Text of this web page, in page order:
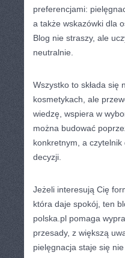
preferencjami:
a także wskazówki dla
Blog nie straszy, ale
neutralnie.
Wszystko to składa
kosmetykach, ale
wiedzę, wspiera w
można budować
konkretnym, a
decyzji.
Jeżeli interesują Cię
która daje spokój, ten
polska.pl pomaga
przesady, z większą
pielęgnacja staje się